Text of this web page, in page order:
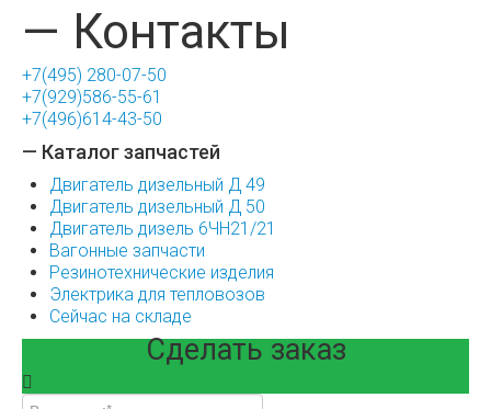
— Контакты
+7(495) 280-07-50
+7(929)586-55-61
+7(496)614-43-50
— Каталог запчастей
Двигатель дизельный Д 49
Двигатель дизельный Д 50
Двигатель дизель 6ЧН21/21
Вагонные запчасти
Резинотехнические изделия
Электрика для тепловозов
Сейчас на складе
Сделать заказ